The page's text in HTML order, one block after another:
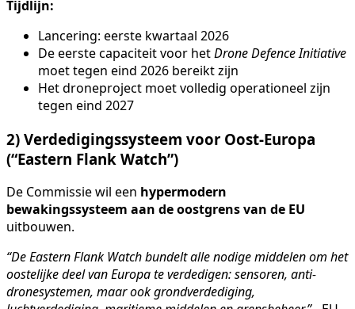
Tijdlijn:
Lancering: eerste kwartaal 2026
De eerste capaciteit voor hetDrone Defence Initiative
moet tegen eind 2026 bereikt zijn
Het droneproject moet volledig operationeel zijn
tegen eind 2027
2) Verdedigingssysteem voor Oost-Europa
(“Eastern Flank Watch”)
De Commissie wil een hypermodern
bewakingssysteem aan de oostgrens van de EU
uitbouwen.
“De Eastern Flank Watch bundelt alle nodige middelen om het
oostelijke deel van Europa te verdedigen: sensoren, anti-
drone­systemen, maar ook grondverdediging,